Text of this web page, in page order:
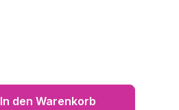
In den Warenkorb